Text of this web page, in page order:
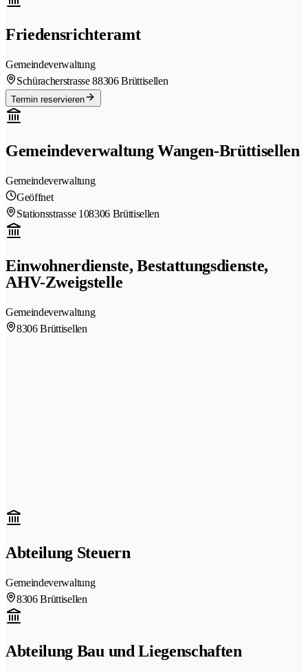
Friedensrichteramt
Gemeindeverwaltung
Schüracherstrasse 88306 Brüttisellen
Termin reservieren
Gemeindeverwaltung Wangen-Brüttisellen
Gemeindeverwaltung
Geöffnet
Stationsstrasse 108306 Brüttisellen
Einwohnerdienste, Bestattungsdienste,
AHV-Zweigstelle
Gemeindeverwaltung
8306 Brüttisellen
Abteilung Steuern
Gemeindeverwaltung
8306 Brüttisellen
Abteilung Bau und Liegenschaften